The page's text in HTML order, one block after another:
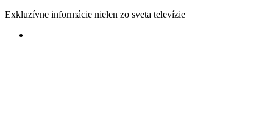
Exkluzívne informácie nielen zo sveta televízie